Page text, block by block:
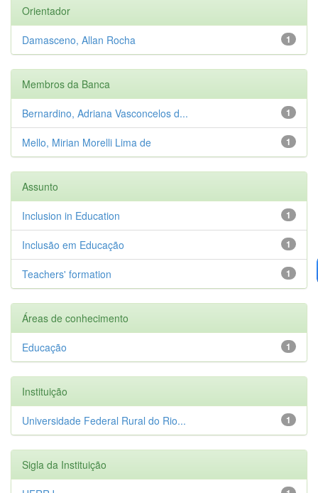
Orientador
1
Damasceno, Allan Rocha
Membros da Banca
1
Bernardino, Adriana Vasconcelos d...
1
Mello, Mirian Morelli Lima de
Assunto
1
Inclusion in Education
1
Inclusão em Educação
1
Teachers' formation
Áreas de conhecimento
1
Educação
Instituição
1
Universidade Federal Rural do Rio...
Sigla da Instituição